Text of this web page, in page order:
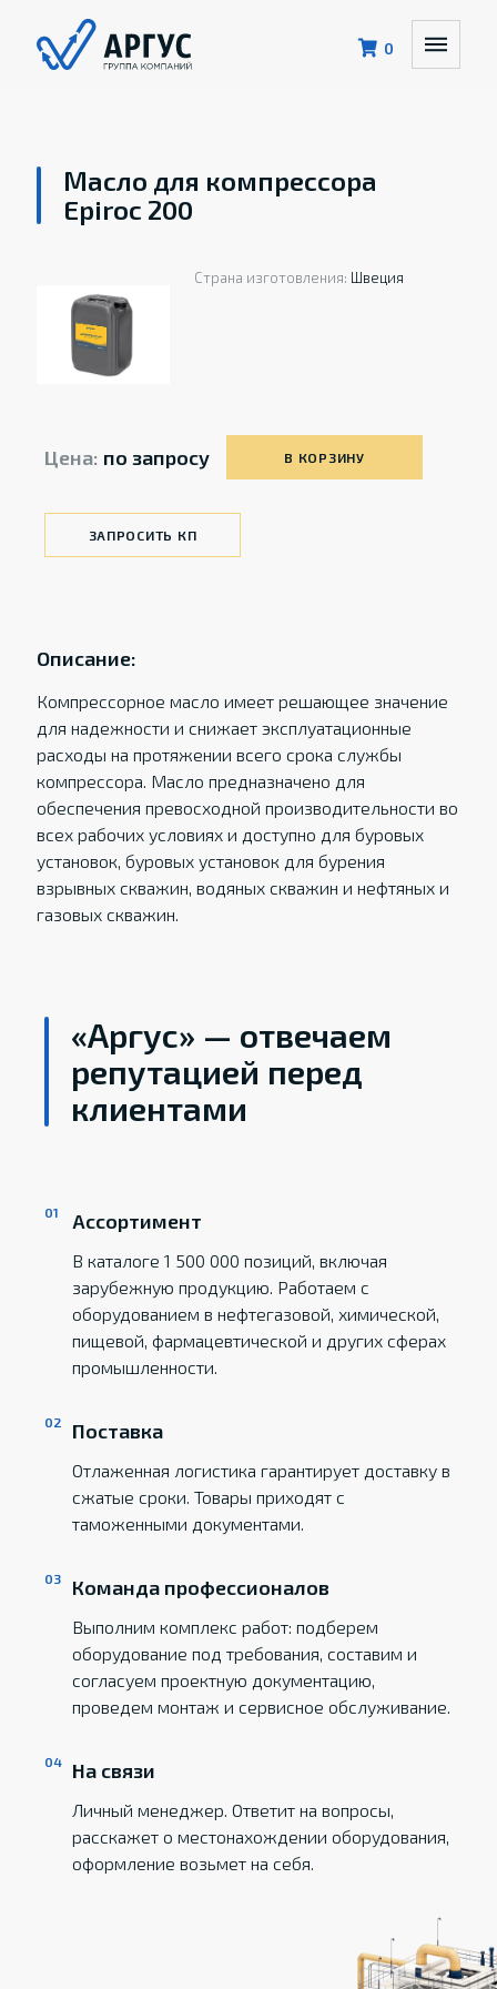
0
Масло для компрессора
Epiroc 200
Страна изготовления: Швеция
Цена: по запросу В КОРЗИНУ
ЗАПРОСИТЬ КП
Описание:
Компрессорное масло имеет решающее значение
для надежности и снижает эксплуатационные
расходы на протяжении всего срока службы
компрессора. Масло предназначено для
обеспечения превосходной производительности во
всех рабочих условиях и доступно для буровых
установок, буровых установок для бурения
взрывных скважин, водяных скважин и нефтяных и
газовых скважин.
«Аргус» — отвечаем
репутацией перед
клиентами
Ассортимент
В каталоге 1 500 000 позиций, включая
зарубежную продукцию. Работаем с
оборудованием в нефтегазовой, химической,
пищевой, фармацевтической и других сферах
промышленности.
Поставка
Отлаженная логистика гарантирует доставку в
сжатые сроки. Товары приходят с
таможенными документами.
Команда профессионалов
Выполним комплекс работ: подберем
оборудование под требования, составим и
согласуем проектную документацию,
проведем монтаж и сервисное обслуживание.
На связи
Личный менеджер. Ответит на вопросы,
расскажет о местонахождении оборудования,
оформление возьмет на себя.